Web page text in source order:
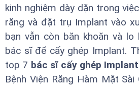
kinh nghiệm dày dặn trong
răng và đặt trụ Implant vào
bạn vẫn còn băn khoăn và
bác sĩ để cấy ghép Implant.
top 7 bác sĩ cấy ghép
Bệnh Viện Răng Hàm Mặt